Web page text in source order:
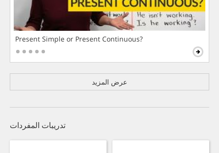
Present Simple or Present Continuous?
عرض المزيد
تدريبات المفردات